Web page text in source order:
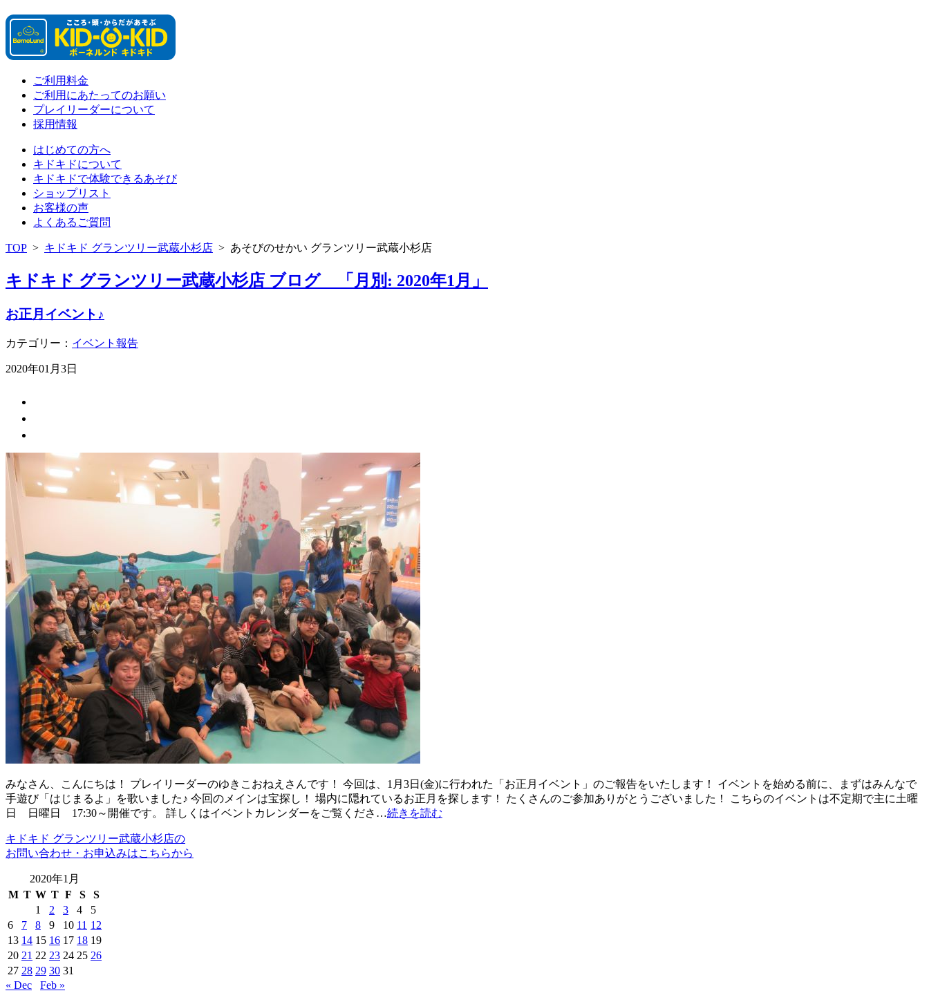
ご利用料金
ご利用にあたってのお願い
プレイリーダーについて
採用情報
はじめての方へ
キドキドについて
キドキドで体験できるあそび
ショップリスト
お客様の声
よくあるご質問
TOP > キドキド グランツリー武蔵小杉店 > あそびのせかい グランツリー武蔵小杉店
キドキド グランツリー武蔵小杉店 ブログ 「月別: 2020年1月」
お正月イベント♪
カテゴリー： イベント報告
2020年01月3日
みなさん、こんにちは！ プレイリーダーのゆきこおねえさんです！ 今回は、1月3日(金)に行われた「お正月イベント」のご報告をいたします！ イベントを始める前に、まずはみんなで
手遊び「はじまるよ」を歌いました♪ 今回のメインは宝探し！ 場内に隠れているお正月を探します！ たくさんのご参加ありがとうございました！ こちらのイベントは不定期で主に土曜
日 日曜日 17:30～開催です。 詳しくはイベントカレンダーをご覧くださ…続きを読む
キドキド グランツリー武蔵小杉店の
お問い合わせ・お申込みはこちらから
2020年1月
M T W T F S
S
1
2 3 4
5
6
7 8 9 10 11 12
13 14 15 16 17 18 19
20 21 22 23 24 25 26
27 28 29 30 31
« Dec
Feb »